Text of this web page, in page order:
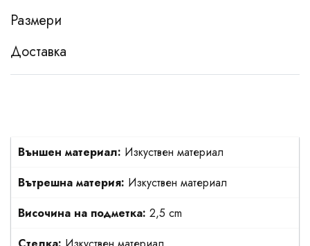
Размери
Доставка
Външен материал: Изкуствен материал
Вътрешна материя: Изкуствен материал
Височина на подметка: 2,5 cm